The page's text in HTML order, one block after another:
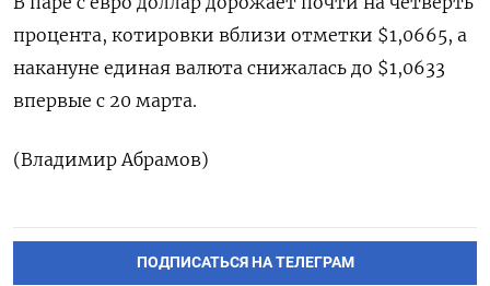
процента, котировки вблизи отметки $1,0665, а
накануне единая валюта снижалась до $1,0633
впервые с 20 марта.
(Владимир Абрамов)
ПОДПИСАТЬСЯ НА ТЕЛЕГРАМ